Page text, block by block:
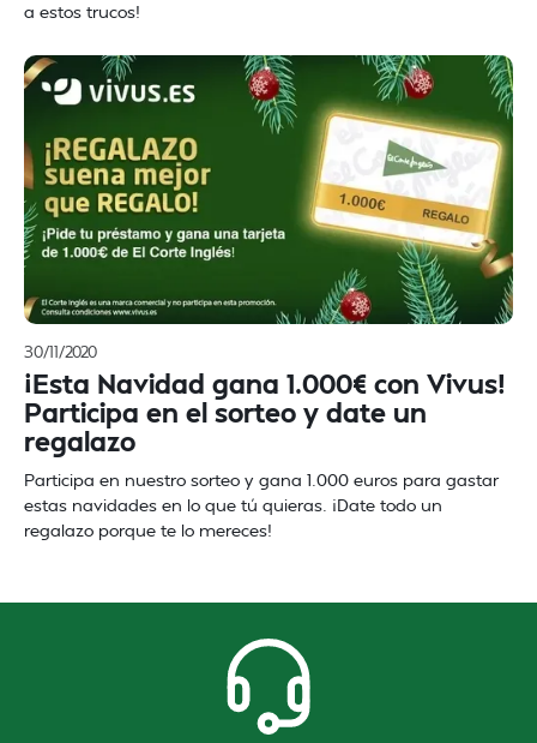
a estos trucos!
30/11/2020
¡Esta Navidad gana 1.000€ con Vivus!
Participa en el sorteo y date un
regalazo
Participa en nuestro sorteo y gana 1.000 euros para gastar
estas navidades en lo que tú quieras. ¡Date todo un
regalazo porque te lo mereces!